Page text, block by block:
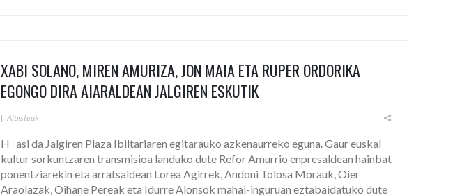
XABI SOLANO, MIREN AMURIZA, JON MAIA ETA RUPER ORDORIKA
EGONGO DIRA AIARALDEAN JALGIREN ESKUTIK
| Albisteak
H asi da Jalgiren Plaza Ibiltariaren egitarauko azkenaurreko eguna. Gaur euskal
kultur sorkuntzaren transmisioa landuko dute Refor Amurrio enpresaldean hainbat
ponentziarekin eta arratsaldean Lorea Agirrek, Andoni Tolosa Morauk, Oier
Araolazak, Oihane Pereak eta Idurre Alonsok mahai-inguruan eztabaidatuko dute